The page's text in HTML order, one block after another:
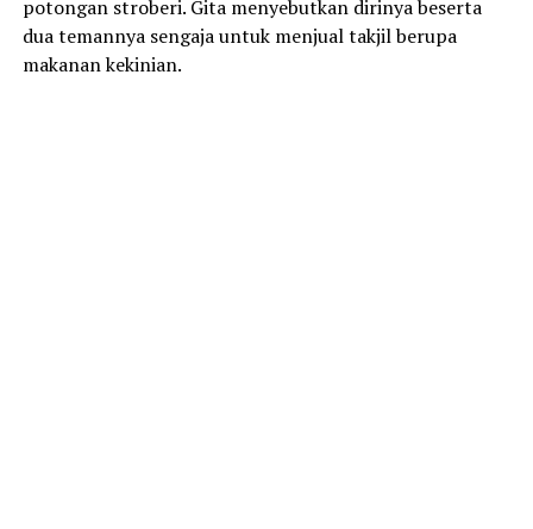
potongan stroberi. Gita menyebutkan dirinya beserta
dua temannya sengaja untuk menjual takjil berupa
makanan kekinian.